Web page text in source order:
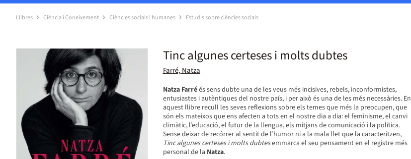
Llibres Ciència i Coneixement Ciències socials i humanes Estudis sobre ciències socials
Tinc algunes certeses i molts dubtes
Farré, Natza
Natza Farréés sens dubte una de les veus més incisives, rebels, inconformistes,
entusiastes i autèntiques del nostre país, i per això és una de les més necessàries. En
aquest llibre recull les seves reflexions sobre els temes que més la preocupen, que
són els mateixos que ens afecten a tots en el nostre dia a dia: el feminisme, el canvi
climàtic, l’educació, el futur de la llengua, els mitjans de comunicació i la política.
Sense deixar de recórrer al sentit de l’humor ni a la mala llet que la caracteritzen,
Tinc algunes certeses i molts dubtesemmarca el seu pensament en el registre més
personal de la Natza.